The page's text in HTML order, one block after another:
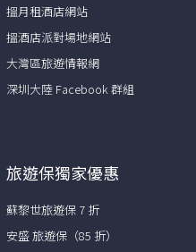
搵月租酒店網站
搵酒店派對場地網站
大灣區旅遊情報網
深圳大陸 Facebook 群組
旅遊保獨家優惠
蘇黎世旅遊保 7 折
安盛 旅遊保（85 折）